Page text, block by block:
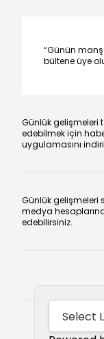
“Günün
bültene üye
Günlük gelişmeleri
edebilmek için
uygulamasını
Günlük gelişmeleri
medya
edebilirsiniz.